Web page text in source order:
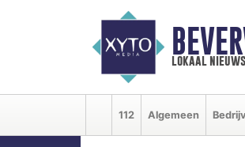
lokaal
112 Algemeen